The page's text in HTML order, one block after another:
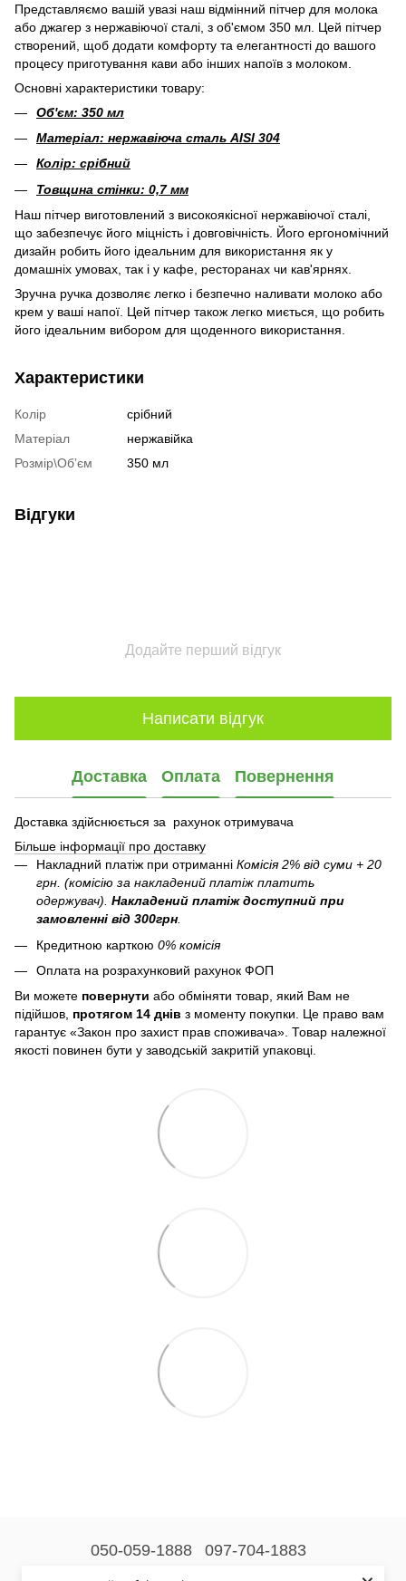
Представляємо вашій увазі наш відмінний пітчер для молока
або джагер з нержавіючої сталі, з об'ємом 350 мл. Цей пітчер
створений, щоб додати комфорту та елегантності до вашого
процесу приготування кави або інших напоїв з молоком.
Основні характеристики товару:
Об'єм: 350 мл
Матеріал: нержавіюча сталь AISI 304
Колір: срібний
Товщина стінки: 0,7 мм
Наш пітчер виготовлений з високоякісної нержавіючої сталі,
що забезпечує його міцність і довговічність. Його ергономічний
дизайн робить його ідеальним для використання як у
домашніх умовах, так і у кафе, ресторанах чи кав'ярнях.
Зручна ручка дозволяє легко і безпечно наливати молоко або
крем у ваші напої. Цей пітчер також легко миється, що робить
його ідеальним вибором для щоденного використання.
Характеристики
Колір
срібний
Матеріал
нержавійка
Розмір\Обʼєм
350 мл
Відгуки
Додайте перший відгук
Написати відгук
Доставка Оплата Повернення
Доставка здійснюється за рахунок отримувача
Більше інформації про доставку
Накладний платіж при отриманні Комісія 2% від суми + 20
грн. (комісію за накладений платіж платить
одержувач). Накладений платіж доступний при
замовленні від 300грн
Кредитною карткою 0% комісія
Оплата на розрахунковий рахунок ФОП
Ви можете повернути або обміняти товар, який Вам не
підійшов, протягом 14 днів з моменту покупки. Це право вам
гарантує «Закон про захист прав споживача». Товар належної
якості повинен бути у заводській закритій упаковці.
050-059-1888 097-704-1883